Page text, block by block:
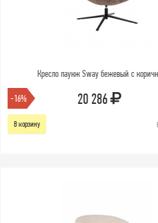
Кресло лаунж Sway бежевый с
-16% 20 286
В корзину